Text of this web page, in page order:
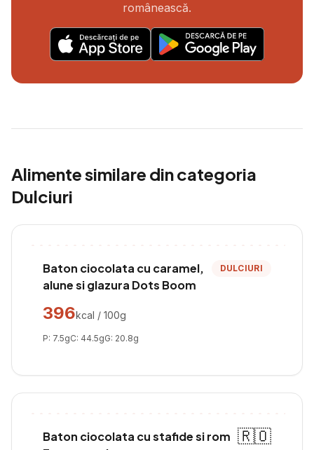
românească.
Alimente similare din categoria
Dulciuri
Baton ciocolata cu caramel,
alune si glazura Dots Boom
DULCIURI
396kcal / 100g
P: 7.5gC: 44.5gG: 20.8g
Baton ciocolata cu stafide si rom 🇷🇴